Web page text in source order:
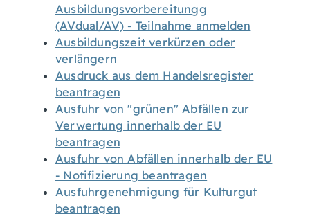
Ausbildungsvorbereitungg
(AVdual/AV) - Teilnahme anmelden
Ausbildungszeit verkürzen oder
verlängern
Ausdruck aus dem Handelsregister
beantragen
Ausfuhr von "grünen" Abfällen zur
Verwertung innerhalb der EU
beantragen
Ausfuhr von Abfällen innerhalb der EU
- Notifizierung beantragen
Ausfuhrgenehmigung für Kulturgut
beantragen